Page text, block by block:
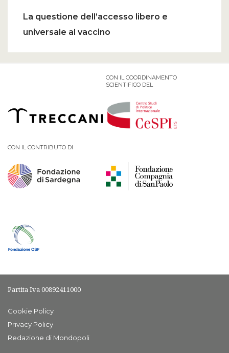
La questione dell’accesso libero e
universale al vaccino
CON IL COORDINAMENTO
SCIENTIFICO DEL
CON IL CONTRIBUTO DI
Partita Iva 00892411000
Cookie Policy
Privacy Policy
Redazione di Mondopoli